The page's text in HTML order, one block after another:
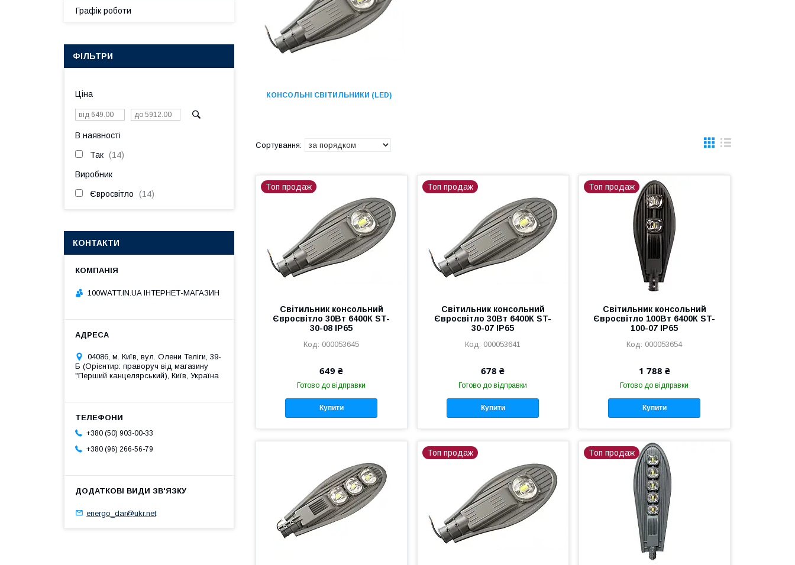
КОНСОЛЬНІ СВІТИЛЬНИКИ (LED)
Топ продаж
Світильник консольний
Євросвітло 30Вт 6400К ST-
30-08 IP65
000053645
649 ₴
Готово до відправки
Купити
Топ продаж
Світильник консольний
Євросвітло 30Вт 6400К ST-
30-07 IP65
000053641
678 ₴
Готово до відправки
Купити
Топ продаж
Світильник консольний
Євросвітло 100Вт 6400К ST-
100-07 IP65
000053654
1 788 ₴
Готово до відправки
Купити
Топ продаж Топ продаж
Графік роботи
ФІЛЬТРИ
Ціна
В наявності
Так 14
Виробник
Євросвітло 14
КОНТАКТИ
100WATT.IN.UA ІНТЕРНЕТ-МАГАЗИН
04086, м. Київ, вул. Олени Теліги, 39-
Б (Орієнтир: праворуч від магазину
"Перший канцелярський), Київ, Україна
+380 (50) 903-00-33
+380 (96) 266-56-79
energo_dar@ukr.net